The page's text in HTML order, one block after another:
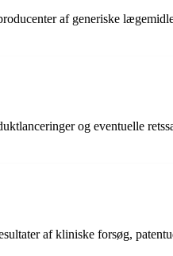
af generiske
og eventuelle
af kliniske forsøg,